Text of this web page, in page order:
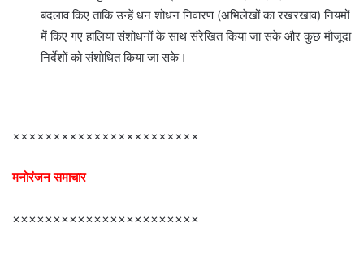
बदलाव किए ताकि उन्हें धन शोधन निवारण (अभिलेखों का रखरखाव) नियमों
में किए गए हालिया संशोधनों के साथ संरेखित किया जा सके और कुछ मौजूदा
निर्देशों को संशोधित किया जा सके।
×××××××××××××××××××××××
मनोरंजन समाचार
×××××××××××××××××××××××